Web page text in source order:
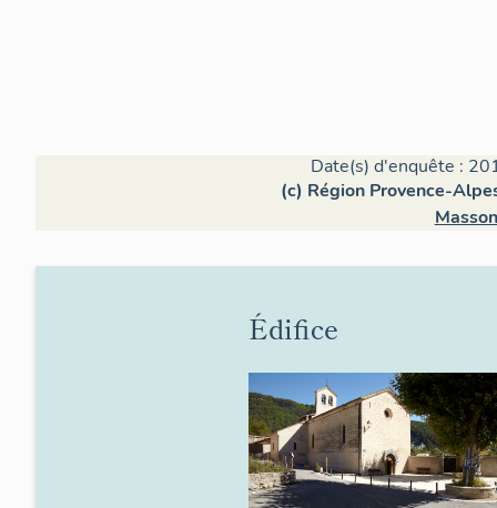
Date(s) d'enquête :
(c) Région Provence-
Édifice